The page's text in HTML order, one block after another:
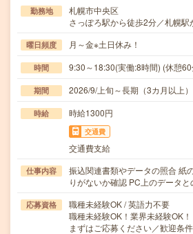
勤務地
札幌市中央区
さっぽろ駅から徒歩2分／札幌駅
曜日頻度 月～金※土日休み！
時間 9:30～18:30(実働:8時間) (休憩
期間 2026/9/上旬～長期（3カ月以上
時給 時給1300円
交通費
交通費支給
仕事内容
振込関連書類やデータの照合 紙
りがないか確認 PC上のデータ
応募資格
職種未経験OK / 英語力不要
職種未経験OK！業界未経験OK
まずはご応募ください／歓迎条